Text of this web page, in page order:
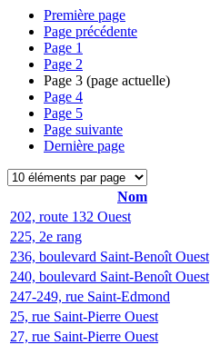
Première page
Page précédente
Page 1
Page 2
Page 3 (page actuelle)
Page 4
Page 5
Page suivante
Dernière page
Nom
202, route 132 Ouest
225, 2e rang
236, boulevard Saint-Benoît Ouest
240, boulevard Saint-Benoît Ouest
247-249, rue Saint-Edmond
25, rue Saint-Pierre Ouest
27, rue Saint-Pierre Ouest